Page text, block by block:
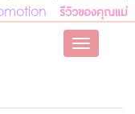
รีวิวของคุณแม่
Toggle